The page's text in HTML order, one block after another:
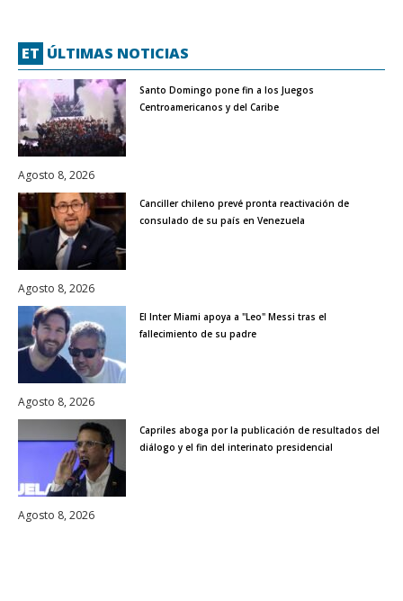
ET ÚLTIMAS NOTICIAS
Santo Domingo pone fin a los Juegos
Centroamericanos y del Caribe
Agosto 8, 2026
Canciller chileno prevé pronta reactivación de
consulado de su país en Venezuela
Agosto 8, 2026
El Inter Miami apoya a "Leo" Messi tras el
fallecimiento de su padre
Agosto 8, 2026
Capriles aboga por la publicación de resultados del
diálogo y el fin del interinato presidencial
Agosto 8, 2026